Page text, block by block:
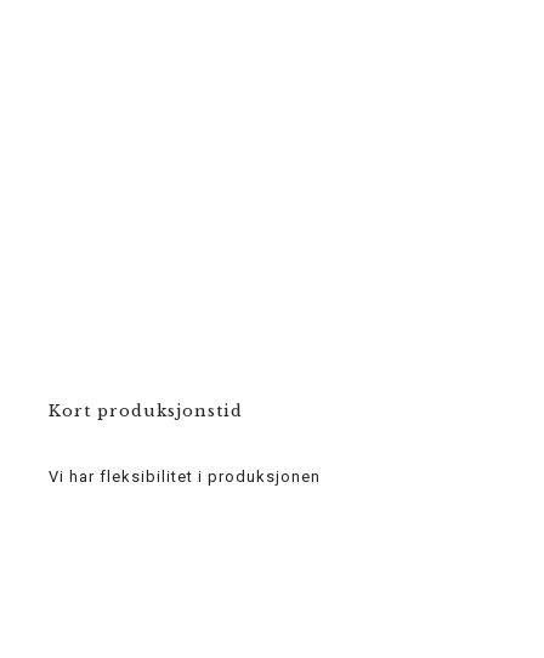
Kort produksjonstid
Vi har fleksibilitet i produksjonen